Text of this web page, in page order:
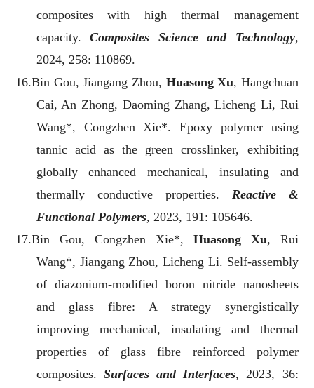
composites with high thermal management
capacity.Composites Science and Technology,
2024, 258: 110869.
16.Bin Gou, Jiangang Zhou, Huasong Xu, Hangchuan
Cai, An Zhong, Daoming Zhang, Licheng Li, Rui
Wang*, Congzhen Xie*. Epoxy polymer using
tannic acid as the green crosslinker, exhibiting
globally enhanced mechanical, insulating and
thermally conductive properties. Reactive &
Functional Polymers, 2023, 191: 105646.
17.Bin Gou, Congzhen Xie*, Huasong Xu, Rui
Wang*, Jiangang Zhou, Licheng Li. Self-assembly
of diazonium-modified boron nitride nanosheets
and glass fibre: A strategy synergistically
improving mechanical, insulating and thermal
properties of glass fibre reinforced polymer
composites. Surfaces and Interfaces, 2023, 36: